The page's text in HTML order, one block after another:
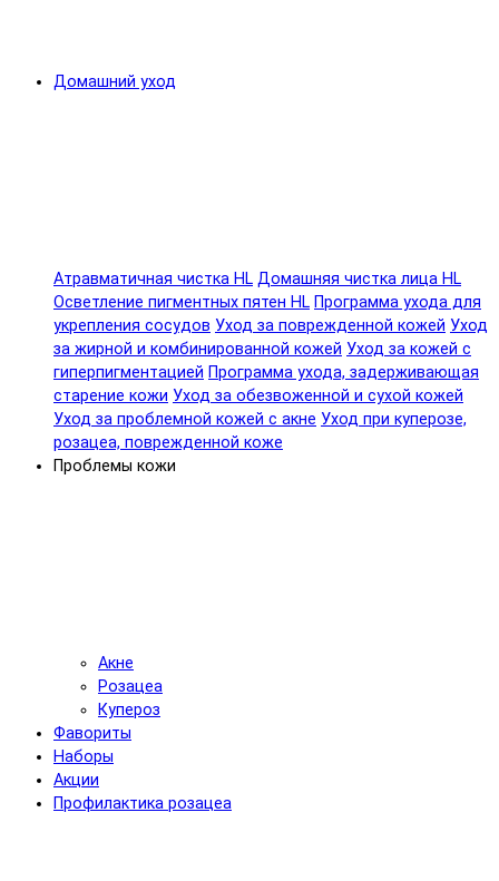
Домашний уход
Атравматичная чистка HL Домашняя чистка лица HL
Осветление пигментных пятен HL Программа ухода для
укрепления сосудов Уход за поврежденной кожей Уход
за жирной и комбинированной кожей Уход за кожей с
гиперпигментацией Программа ухода, задерживающая
старение кожи Уход за обезвоженной и сухой кожей
Уход за проблемной кожей с акне Уход при куперозе,
розацеа, поврежденной коже
Проблемы кожи
Акне
Розацеа
Купероз
Фавориты
Наборы
Акции
Профилактика розацеа